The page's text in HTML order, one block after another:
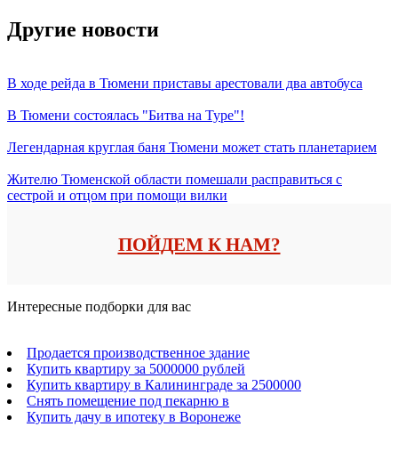
Другие новости
В ходе рейда в Тюмени приставы арестовали два автобуса
В Тюмени состоялась "Битва на Туре"!
Легендарная круглая баня Тюмени может стать планетарием
Жителю Тюменской области помешали расправиться с
сестрой и отцом при помощи вилки
ПОЙДЕМ К НАМ?
Интересные подборки для вас
Продается производственное здание
Купить квартиру за 5000000 рублей
Купить квартиру в Калининграде за 2500000
Снять помещение под пекарню в
Купить дачу в ипотеку в Воронеже